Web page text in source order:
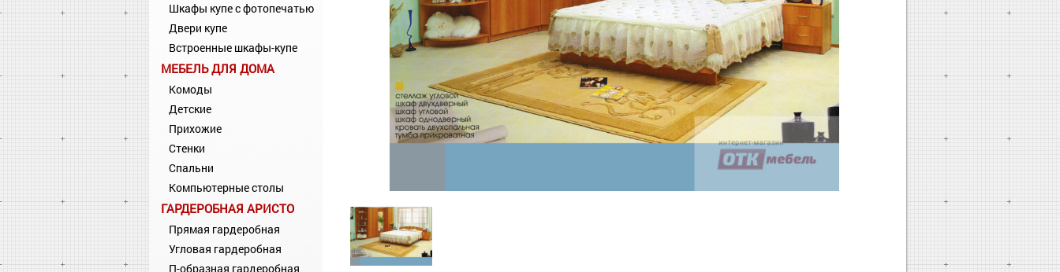
Шкафы купе с фотопечатью
Двери купе
Встроенные шкафы-купе
МЕБЕЛЬ ДЛЯ ДОМА
Комоды
Детские
Прихожие
Стенки
Спальни
Компьютерные столы
ГАРДЕРОБНАЯ АРИСТО
Прямая гардеробная
Угловая гардеробная
П-образная гардеробная